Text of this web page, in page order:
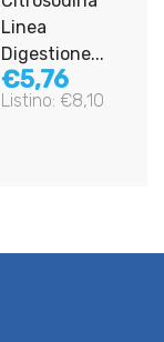
Linea
Digestione...
€5,76
Listino: €8,10